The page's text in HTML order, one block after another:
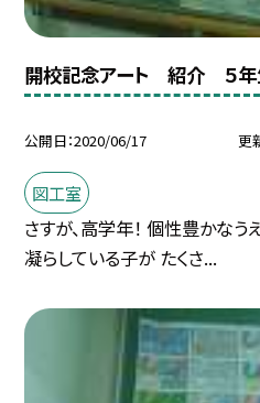
開校記念アート 紹介 ５年
公開日 2020/06/17 更
図工室
さすが、高学年！ 個性豊かな
凝らしている子が たくさ...